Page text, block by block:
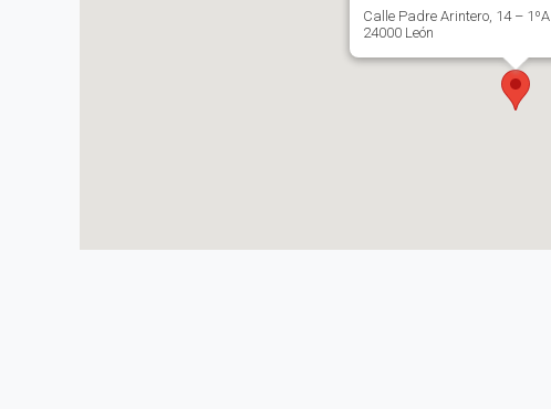
Calle Padre Arintero, 14 – 1ºA
24000 León